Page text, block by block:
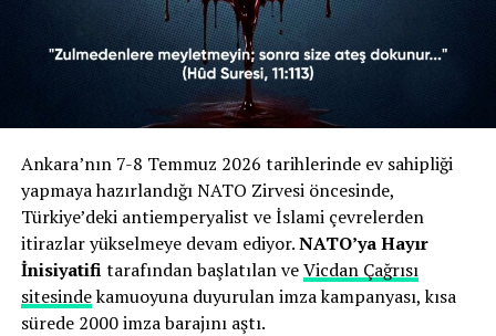
Dini Referanslar:Hûd Suresi (11/113) ve Âl-i
İmrân Suresi (3/160) gibi Kur’an-ı Kerim
ayetlerine atıfta bulunularak, zulmedenlere
meyletmemenin dini bir sorumluluk olduğu
Zirveye Tepki:7-8 Temmuz tarihlerinde
Ankara’da gerçekleştirilen zirve “ihanet” olarak
nitelendirilmiş ve emperyalist güçlerin Türkiye
topraklarında ağırlanmasının kabul edilemez
olduğu belirtilmişti.
Ankara’nın 7-8 Temmuz 2026 tarihlerinde ev sahipliği
yapmaya hazırlandığı NATO Zirvesi öncesinde,
Türkiye’deki antiemperyalist ve İslami çevrelerden
itirazlar yükselmeye devam ediyor.NATO’ya Hayır
İnisiyatifitarafından başlatılan veVicdan Çağrısı
sitesindekamuoyuna duyurulan imza kampanyası, kısa
sürede 2000 imza barajını aştı.